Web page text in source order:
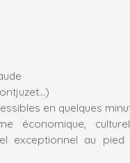
en quelques
économique,
exceptionnel au pied